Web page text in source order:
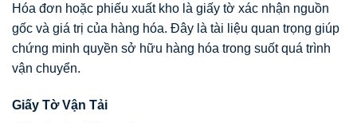
Hóa đơn hoặc phiếu xuất kho là giấy tờ xác nhận nguồn
gốc và giá trị của hàng hóa. Đây là tài liệu quan trọng giúp
chứng minh quyền sở hữu hàng hóa trong suốt quá trình
vận chuyển.
Giấy Tờ Vận Tải